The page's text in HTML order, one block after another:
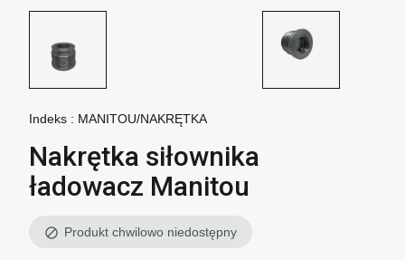
Indeks : MANITOU/NAKRĘTKA
Nakrętka siłownika
ładowacz Manitou
block Produkt chwilowo niedostępny